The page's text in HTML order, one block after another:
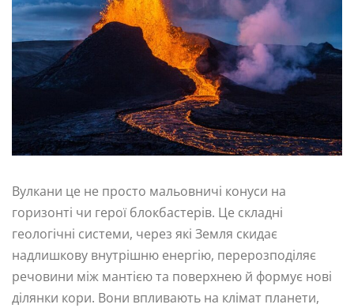
Вулкани це не просто мальовничі конуси на
горизонті чи герої блокбастерів. Це складні
геологічні системи, через які Земля скидає
надлишкову внутрішню енергію, перерозподіляє
речовини між мантією та поверхнею й формує нові
ділянки кори. Вони впливають на клімат планети,